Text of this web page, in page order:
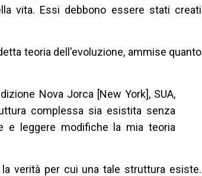
vita. Essi debbono essere stati creati
teoria dell'evoluzione, ammise quanto
Nova Jorca [New York], SUA,
complessa sia esistita senza
e leggere modifiche la mia teoria
verità per cui una tale struttura esiste.